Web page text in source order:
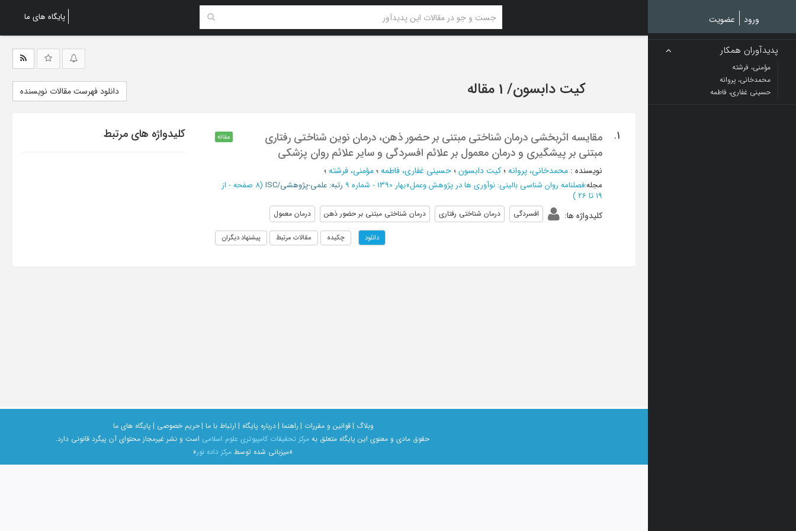
پایگاه های ما ورود عضویت
پدیدآوران همکار
مؤمنی، فرشته
محمدخانی، پروانه
حسینی غفاری، فاطمه
کیت دابسون/ 1 مقاله دانلود فهرست مقالات نویسنده
1.
مقایسه اثربخشی درمان شناختی مبتنی بر حضور ذهن، درمان نوین شناختی رفتاری
مبتنی بر پیشگیری و درمان معمول بر علائم افسردگی و سایر علائم روان پزشکی
مقاله
نویسنده : محمدخانی، پروانه؛کیت دابسون؛حسینی غفاری، فاطمه؛مؤمنی، فرشته؛
مجله:فصلنامه روان شناسی بالینی: نوآوری ها در پژوهش وعمل»بهار 1390 - شماره 9 رتبه: علمی-پژوهشی/ISC (‎8 صفحه -
از
19 تا 26
)
کلیدواژه ها: افسردگی درمان شناختی رفتاری درمان شناختی مبتنی بر حضور ذهن درمان معمول
دانلود چکیده مقالات مرتبط پیشنهاد دیگران
کلیدواژه های مرتبط
وبلاگ |قوانین و مقررات | راهنما |درباره پایگاه | ارتباط با ما |حریم خصوصی | پایگاه های ما
حقوق مادی و معنوی اين پايگاه متعلق به مرکز تحقیقات کامپیوتری علوم اسلامی است و نشر غیرمجاز محتوای آن پیگرد قانونی دارد.
«میزبانی شده توسطمرکز داده نور»